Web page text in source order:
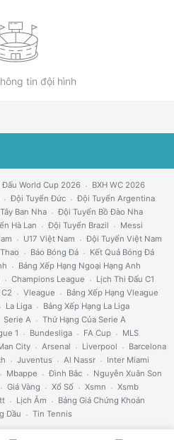
tin đội hình
Đấu World Cup 2026
BXH WC 2026
Đội Tuyển Đức
Đội Tuyển Argentina
Ban Nha
Đội Tuyển Bồ Đào Nha
Hà Lan Đội Tuyển Brazil
Messi
U17 Việt Nam
Đội Tuyển Việt Nam
Báo Bóng Đá
Kết Quả Bóng Đá
Bảng Xếp Hạng Ngoại Hạng Anh
Champions League
Lịch Thi Đấu C1
Vleague
Bảng Xếp Hạng Vleague
La Liga
Bảng Xếp Hạng La Liga
Serie A
Thứ Hạng Của Serie A
1 Bundesliga FA Cup
MLS
City Arsenal Liverpool
Barcelona
Juventus Al Nassr
Inter Miami
Mbappe Đình Bắc
Nguyễn Xuân Son
Giá Vàng Xổ Số Xsmn
Xsmb
Lịch Âm
Bảng Giá Chứng Khoán
Dầu
Tin Tennis